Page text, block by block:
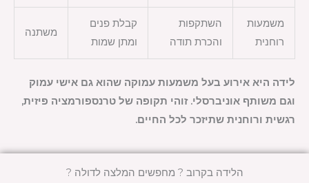
הלידה בקרוב ? מחפשים המלצה לדולה ?
משמעות
רוחנית
השתקפות
והכרת תודה
קבלת פנים
ומתן שמות
משתנה
לידה היא אירוע בעל משמעות עמוקה שהוא גם אישי עמוק
וגם משותף אוניברסלי. זוהי תקופה של טרנספורמציה פיזית,
רגשית ורוחנית שתיזכר לכל החיים.